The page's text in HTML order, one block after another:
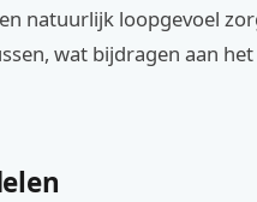
natuurlijk loopgevoel
wat bijdragen aan